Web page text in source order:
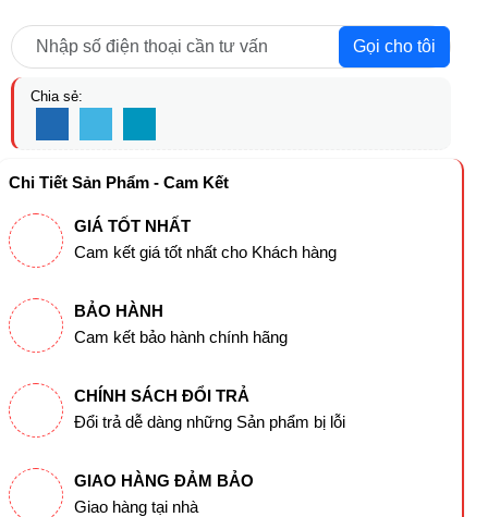
Gọi cho tôi
Chia sẻ:
Chi Tiết Sản Phẩm - Cam Kết
GIÁ TỐT NHẤT
Cam kết giá tốt nhất cho Khách hàng
BẢO HÀNH
Cam kết bảo hành chính hãng
CHÍNH SÁCH ĐỔI TRẢ
Đổi trả dễ dàng những Sản phẩm bị lỗi
GIAO HÀNG ĐẢM BẢO
Giao hàng tại nhà